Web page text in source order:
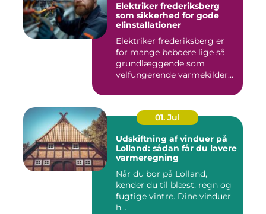
Elektriker frederiksberg
som sikkerhed for gode
elinstallationer
Elektriker frederiksberg er
for mange beboere lige så
grundlæggende som
velfungerende varmekilder
01. Jul
Udskiftning af vinduer på
Lolland: sådan får du lavere
varmeregning
Når du bor på Lolland,
kender du til blæst, regn og
fugtige vintre. Dine vinduer
h...